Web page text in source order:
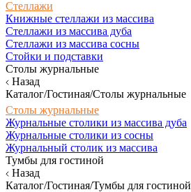
Стеллажи
Книжные стеллажи из массива
Стеллажи из массива дуба
Стеллажи из массива сосны
Стойки и подставки
Столы журнальные
Назад
Каталог/Гостиная/Столы журнальные
Столы журнальные
Журнальные столики из массива дуба
Журнальные столики из сосны
Журнальный столик из массива
Тумбы для гостиной
Назад
Каталог/Гостиная/Тумбы для гостиной